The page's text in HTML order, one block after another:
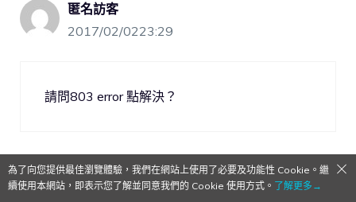
匿名訪客
2017/02/0223:29
請問803 error 點解決？
匿名訪客
為了向您提供最佳瀏覽體驗，我們在網站上使用了必要及功能性 Cookie。繼
續使用本網站，即表示您了解並同意我們的 Cookie 使用方式。 了解更多→